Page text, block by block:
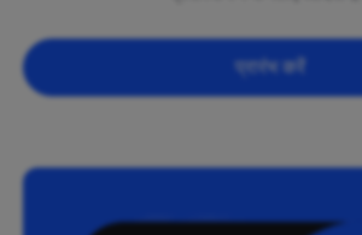
प्रारंभ करें